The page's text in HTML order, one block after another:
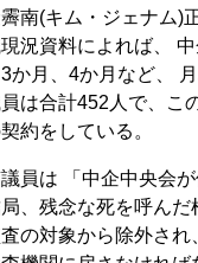
南(キム・ジェナム)
況資料によれば、
か月、4か月など、
は合計452人で、こ
約をしている。
員は 「中企中央会
、残念な死を呼んだ
の対象から除外さ